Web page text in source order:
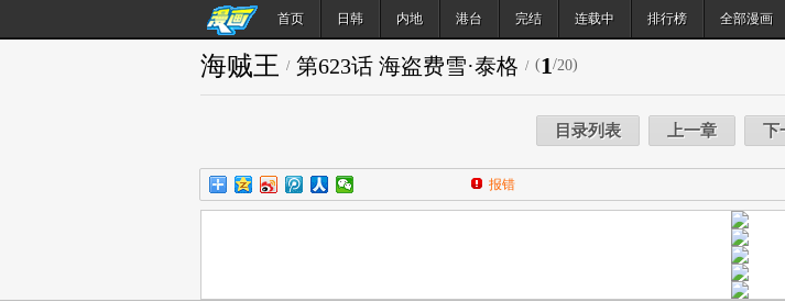
首页 日韩 内地 港台 完结 连载中 排行榜 全部漫画
搜索
海贼王 / 第623话 海盗费雪·泰格 / (1/20)
目录列表 上一章 下
报错